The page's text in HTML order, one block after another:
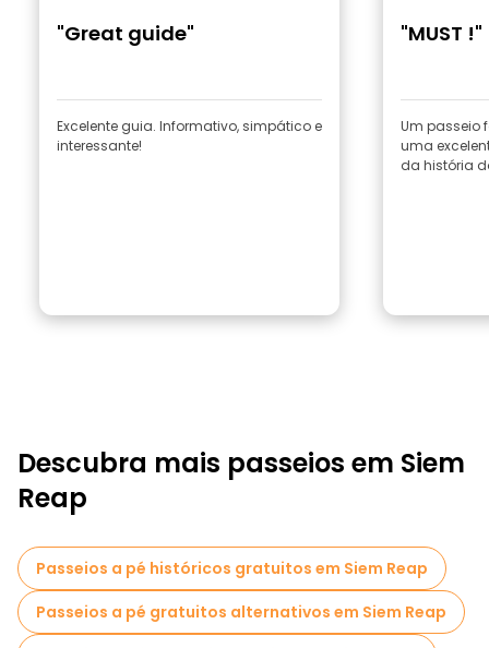
"Great guide"
Excelente guia. Informativo, simpático e
interessante!
"MUST !"
Um passeio
uma
da história
Descubra mais passeios em Siem
Reap
Passeios a pé históricos gratuitos em Siem Reap
Passeios a pé gratuitos alternativos em Siem Reap